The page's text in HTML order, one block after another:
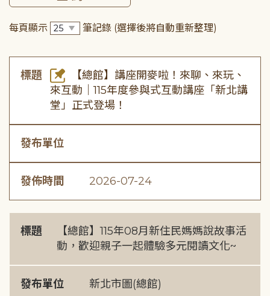
每頁顯示 筆記錄 (選擇後將自動重新整理)
標題
【總館】講座開麥啦！來聊、來玩、
來互動｜115年度參與式互動講座「新北講
堂」正式登場！
發布單位
發佈時間 2026-07-24
標題
【總館】115年08月新住民媽媽說故事活
動，歡迎親子一起體驗多元閱讀文化~
發布單位 新北市圖(總館)